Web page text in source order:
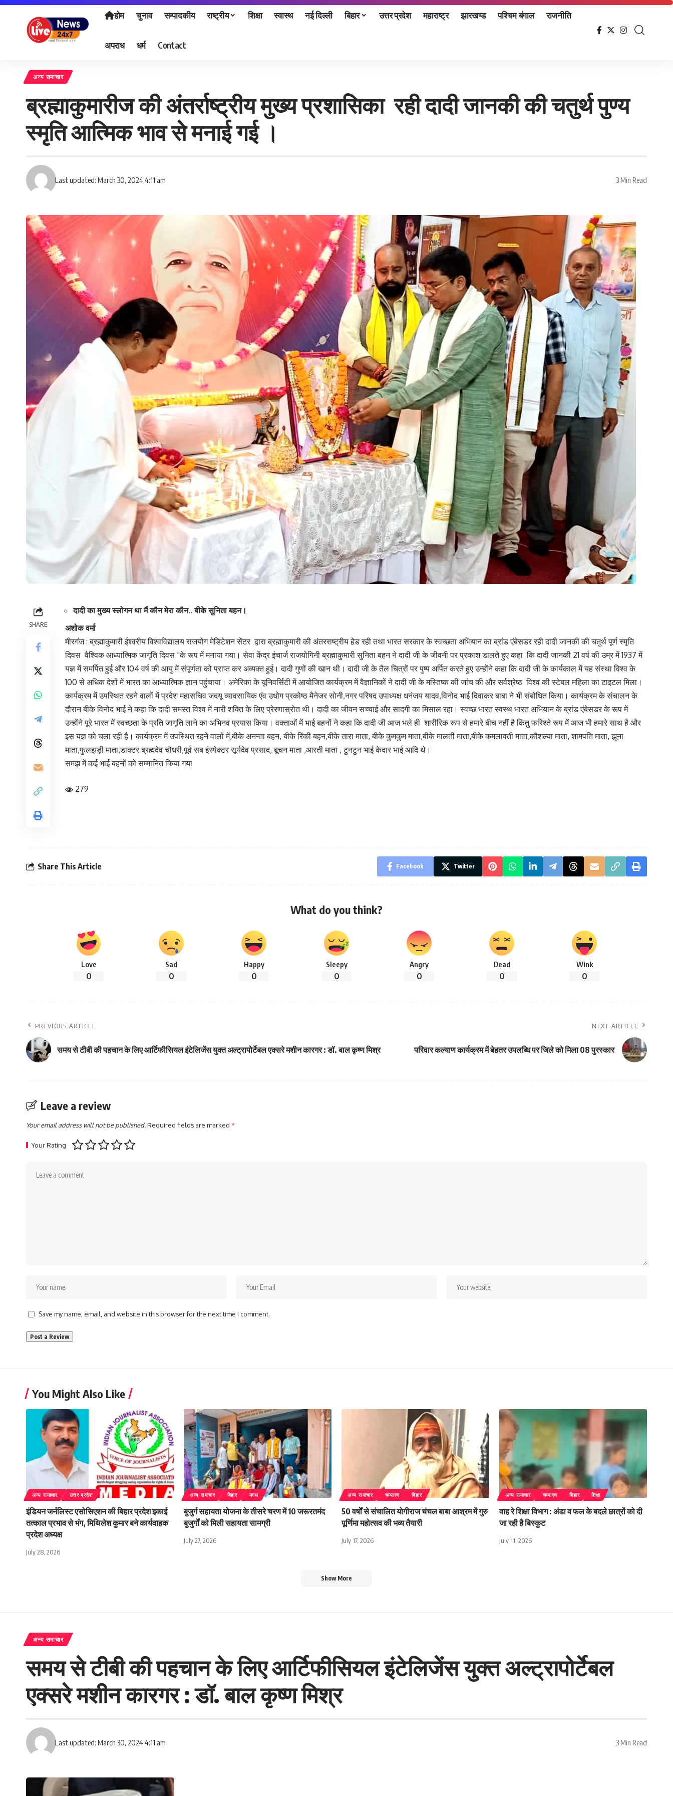
होम चुनाव सम्पादकीय राष्ट्रीय शिक्षा स्वास्थ नई दिल्ली बिहार उत्तर प्रदेश महाराष्ट्र झारखण्ड पश्चिम बंगाल राजनीति
अपराध धर्म Contact
अन्य समाचार
ब्रह्माकुमारीज की अंतर्राष्ट्रीय मुख्य प्रशासिका रही दादी जानकी की चतुर्थ पुण्य
स्मृति आत्मिक भाव से मनाई गई ।
Last updated: March 30, 2024 4:11 am 3 Min Read
SHARE
दादी का मुख्य स्लोगन था मैं कौन मेरा कौन.. बीके सुनिता बहन।
अशोक वर्मा
मीरगंज : ब्रह्माकुमारी ईश्वरीय विश्वविद्यालय राजयोग मेडिटेशन सेंटर द्वारा ब्रह्माकुमारी की अंतरराष्ट्रीय हेड रही तथा भारत सरकार के स्वच्छता अभियान का ब्रांड एंबेसडर रही दादी जानकी की चतुर्थ पूर्ण स्मृति
दिवस वैश्विक आध्यात्मिक जागृति दिवस “के रूप में मनाया गया। सेवा केंद्र इंचार्ज राजयोगिनी ब्रह्माकुमारी सुनिता बहन ने दादी जी के जीवनी पर प्रकाश डालते हुए कहा कि दादी जानकी 21 वर्ष की उम्र में 1937 में
यज्ञ में समर्पित हुई और 104 वर्ष की आयु में संपूर्णता को प्राप्त कर अव्यक्त हुई। दादी गुणों की खान थी। दादी जी के तैल चित्रों पर पुष्प अर्पित करते हुए उन्होंने कहा कि दादी जी के कार्यकाल में यह संस्था विश्व के
100 से अधिक देशों में भारत का आध्यात्मिक ज्ञान पहुंचाया। अमेरिका के यूनिवर्सिटी में आयोजित कार्यक्रम में वैज्ञानिकों ने दादी जी के मस्तिष्क की जांच की और सर्वश्रेष्ठ विश्व की स्टेबल महिला का टाइटल मिला।
कार्यक्रम में उपस्थित रहने वालों में प्रदेश महासचिव जदयू व्यावसायिक एंव उधोग प्रकोष्ठ मैनेजर सोनी,नगर परिषद उपाध्यक्ष धनंजय यादव,विनोद भाई दिवाकर बाबा ने भी संबोधित किया। कार्यक्रम के संचालन के
दौरान बीके विनोद भाई ने कहा कि दादी समस्त विश्व में नारी शक्ति के लिए प्रेरणास्रोत थी। दादी का जीवन सच्चाई और सादगी का मिसाल रहा। स्वच्छ भारत स्वस्थ भारत अभियान के ब्रांड एंबेसडर के रूप में
उन्होंने पूरे भारत में स्वच्छता के प्रति जागृति लाने का अभिनव प्रयास किया। वक्ताओं में भाई बहनों ने कहा कि दादी जी आज भले ही शारीरिक रूप से हमारे बीच नहीं है किंतु फरिश्ते रूप में आज भी हमारे साथ है और
इस यज्ञ को चला रही है। कार्यक्रम में उपस्थित रहने वालों में,बीके अनन्ता बहन, बीके रिंकी बहन,बीके तारा माता, बीके कुमकुम माता,बीके मालती माता,बीके कमलावती माता,कौशल्या माता, शामपति माता, झूना
माता,फुलझड़ी माता,डाक्टर ब्रह्मदेव चौधरी,पूर्व सब इंस्पेक्टर सूर्यदेव प्रसाद, बूचन माता ,आरती माता , टुनटुन भाई केदार भाई आदि थे।
समझ में कई भाई बहनों को सम्मानित किया गया
279
Share This Article Facebook Twitter
What do you think?
Love
0
Sad
0
Happy
0
Sleepy
0
Angry
0
Dead
0
Wink
0
PREVIOUS ARTICLE
समय से टीबी की पहचान के लिए आर्टिफीसियल इंटेलिजेंस युक्त अल्ट्रापोर्टेबल एक्सरे मशीन कारगर : डॉ. बाल कृष्ण मिश्र
NEXT ARTICLE
परिवार कल्याण कार्यक्रम में बेहतर उपलब्धि पर जिले को मिला 08 पुरस्कार
Leave a review
Your email address will not be published.Required fields are marked *
Your Rating
Save my name, email, and website in this browser for the next time I comment.
You Might Also Like
अन्य समाचार उत्तर प्रदेश
इंडियन जर्नलिस्ट एसोसिएशन की बिहार प्रदेश इकाई
तत्काल प्रभाव से भंग, मिथिलेश कुमार बने कार्यवाहक
प्रदेश अध्यक्ष
July 28, 2026
अन्य समाचार बिहार मगध
बुजुर्ग सहायता योजना के तीसरे चरण में 10 जरूरतमंद
बुजुर्गों को मिली सहायता सामग्री
July 27, 2026
अन्य समाचार चम्पारण बिहार
50 वर्षों से संचालित योगीराज चंचल बाबा आश्रम में गुरु
पूर्णिमा महोत्सव की भव्य तैयारी
July 17, 2026
अन्य समाचार चम्पारण बिहार शिक्षा
वाह रे शिक्षा विभाग : अंडा व फल के बदले छात्रों को दी
जा रही है बिस्कुट
July 11, 2026
Show More
अन्य समाचार
समय से टीबी की पहचान के लिए आर्टिफीसियल इंटेलिजेंस युक्त अल्ट्रापोर्टेबल
एक्सरे मशीन कारगर : डॉ. बाल कृष्ण मिश्र
Last updated: March 30, 2024 4:11 am 3 Min Read